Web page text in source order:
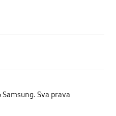
Sva prava